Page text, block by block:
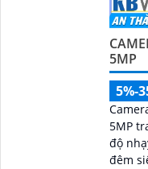
5MP
5%-
5MP
độ
đêm siêu rõ. Tích